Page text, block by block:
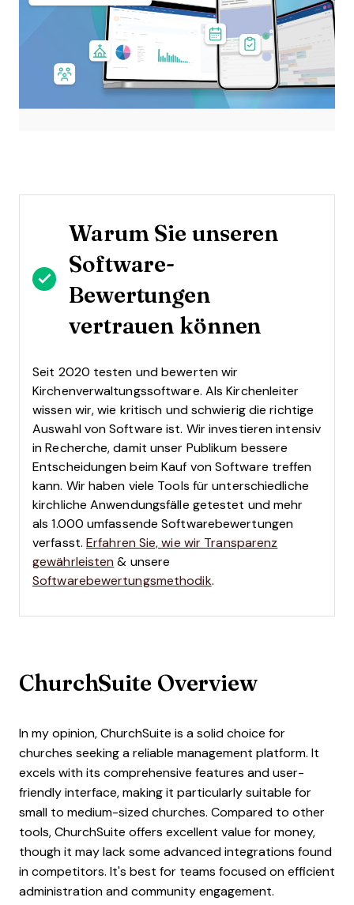
Warum Sie unseren
Software-
Bewertungen
vertrauen können
Seit 2020 testen und bewerten wir
Kirchenverwaltungssoftware. Als Kirchenleiter
wissen wir, wie kritisch und schwierig die richtige
Auswahl von Software ist. Wir investieren intensiv
in Recherche, damit unser Publikum bessere
Entscheidungen beim Kauf von Software treffen
kann. Wir haben viele Tools für unterschiedliche
kirchliche Anwendungsfälle getestet und mehr
als 1.000 umfassende Softwarebewertungen
verfasst. Erfahren Sie, wie wir Transparenz
gewährleisten & unsere
Softwarebewertungsmethodik.
ChurchSuite Overview
In my opinion, ChurchSuite is a solid choice for
churches seeking a reliable management platform. It
excels with its comprehensive features and user-
friendly interface, making it particularly suitable for
small to medium-sized churches. Compared to other
tools, ChurchSuite offers excellent value for money,
though it may lack some advanced integrations found
in competitors. It's best for teams focused on efficient
administration and community engagement.